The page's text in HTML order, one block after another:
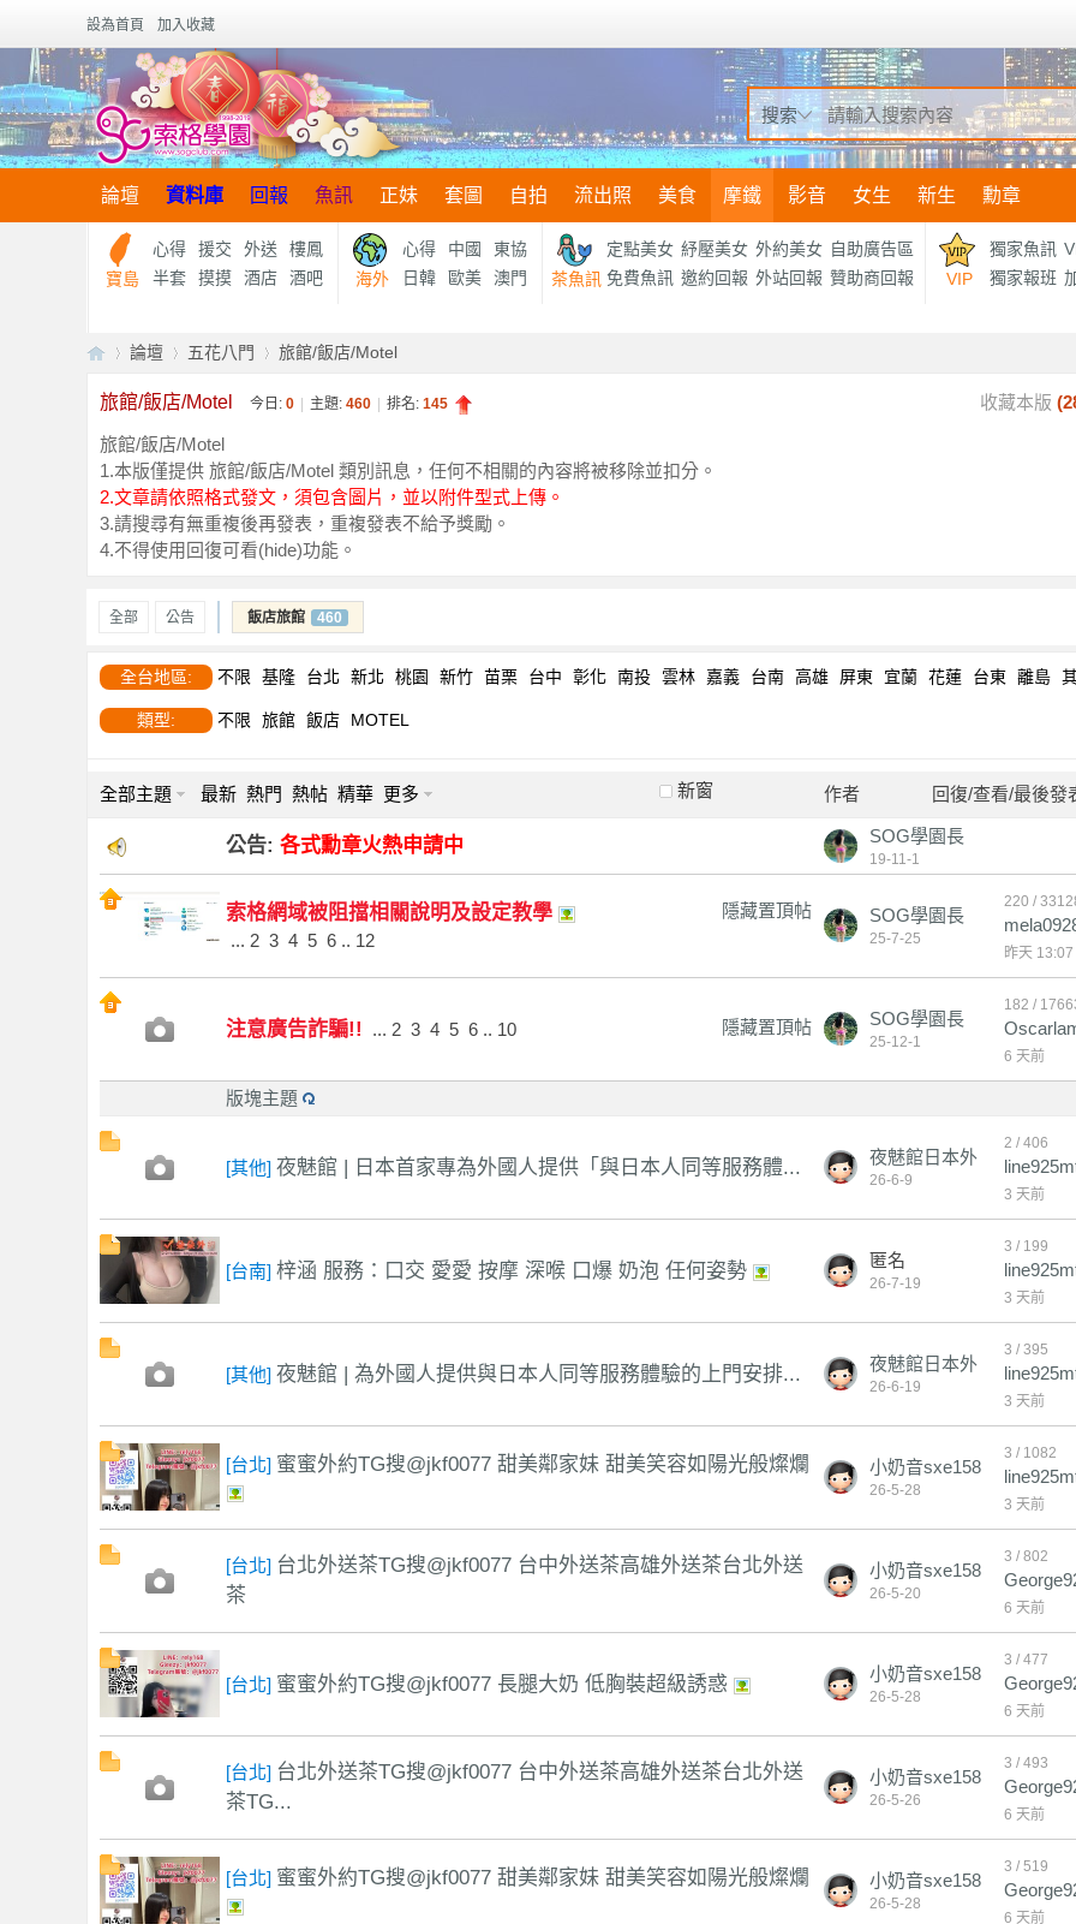
設為首頁 加入收藏
搜索
論壇 資料庫 回報 魚訊 正妹 套圖 自拍 流出照 美食 摩鐵 影音 女生 新生 勳章
寶島
心得 援交 外送
樓鳳
半套
摸摸 酒店 酒吧 海外
心得 中國
東協
日韓
歐美 澳門 茶魚訊
定點美女 紓壓美女 外約美女 自助廣告區
免費魚訊 邀約回報 外站回報 贊助商回報 VIP
獨家魚訊
獨家報班
【
】
»
論壇
›
五花八門 旅館/飯店/Motel
收藏本版 (
旅館/飯店/Motel 今日: 0 主題: 460 排名: 145
旅館/飯店/Motel
1.本版僅提供 旅館/飯店/Motel 類別訊息，任何不相關的內容將被移除並扣分。
2.文章請依照格式發文，須包含圖片，並以附件型式上傳。
3.請搜尋有無重複後再發表，重複發表不給予獎勵。
4.不得使用回復可看(hide)功能。
全部 公告 飯店旅館 460
全台地區: 不限 基隆 台北 新北 桃園 新竹 苗栗 台中 彰化 南投 雲林 嘉義 台南 高雄 屏東 宜蘭 花蓮 台東 離島
類型: 不限 旅館 飯店 MOTEL
新窗
全部主題 最新 熱門 熱帖 精華 更多 作者 回復/查看/最後發
公告: 各式勳章火熱申請中 SOG學園長
19-11-1
隱藏置頂帖
索格網域被阻擋相關說明及設定教學
... 2 3 4 5 6 .. 12
SOG學園長
25-7-25
220 /
昨天 13:07
隱藏置頂帖
注意廣告詐騙!! ... 2 3 4 5 6 .. 10
SOG學園長
25-12-1
182 /
6 天前
版塊主題
[其他] 夜魅館 | 日本首家專為外國人提供「與日本人同等服務體...
夜魅館日本外
約
26-6-9
2 / 406
3 天前
[台南] 梓涵 服務：口交 愛愛 按摩 深喉 口爆 奶泡 任何姿勢 匿名
26-7-19
3 / 199
3 天前
[其他] 夜魅館 | 為外國人提供與日本人同等服務體驗的上門安排...
夜魅館日本外
約
26-6-19
3 / 395
3 天前
[台北] 蜜蜜外約TG搜@jkf0077 甜美鄰家妹 甜美笑容如陽光般燦爛 小奶音sxe158
26-5-28
3 / 1082
3 天前
[台北] 台北外送茶TG搜@jkf0077 台中外送茶高雄外送茶台北外送
茶
小奶音sxe158
26-5-20
3 / 802
6 天前
[台北] 蜜蜜外約TG搜@jkf0077 長腿大奶 低胸裝超級誘惑 小奶音sxe158
26-5-28
3 / 477
6 天前
[台北] 台北外送茶TG搜@jkf0077 台中外送茶高雄外送茶台北外送
茶TG...
小奶音sxe158
26-5-26
3 / 493
6 天前
[台北] 蜜蜜外約TG搜@jkf0077 甜美鄰家妹 甜美笑容如陽光般燦爛 小奶音sxe158
26-5-28
3 / 519
6 天前